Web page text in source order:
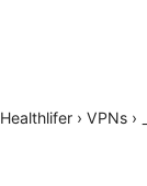
Healthlifer › VPNs ›